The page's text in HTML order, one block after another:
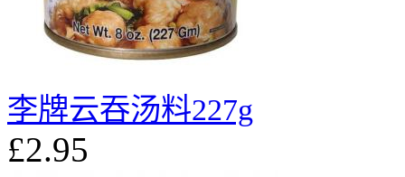
李牌云吞汤料227g
£2.95